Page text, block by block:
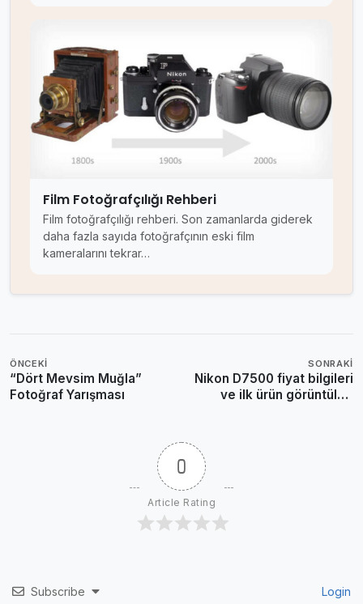
Film Fotoğrafçılığı Rehberi
Film fotoğrafçılığı rehberi. Son zamanlarda giderek
daha fazla sayıda fotoğrafçının eski film
kameralarını tekrar…
ÖNCEKI
“Dört Mevsim Muğla”
Fotoğraf Yarışması
SONRAKI
Nikon D7500 fiyat bilgileri
ve ilk ürün görüntüleri
0
Article Rating
Subscribe Login